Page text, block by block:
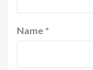
Name *